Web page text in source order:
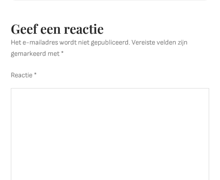
Geef een reactie
Het e-mailadres wordt niet gepubliceerd. Vereiste velden zijn
gemarkeerd met *
Reactie *